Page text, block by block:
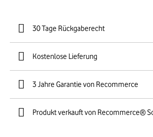
30 Tage Rückgaberecht
Kostenlose Lieferung
3 Jahre Garantie von Recommerce
Produkt verkauft von Recommerce®